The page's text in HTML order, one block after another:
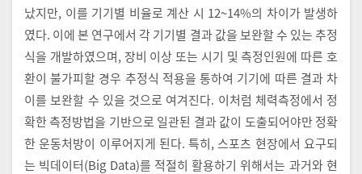
났지만, 이를 기기별 비율로 계산 시 12~14%의 차이가 발생하
였다. 이에 본 연구에서 각 기기별 결과 값을 보완할 수 있는 추정
식을 개발하였으며, 장비 이상 또는 시기 및 측정인원에 따른 호
환이 불가피할 경우 추정식 적용을 통하여 기기에 따른 결과 차
이를 보완할 수 있을 것으로 여겨진다. 이처럼 체력측정에서 정
확한 측정방법을 기반으로 일관된 결과 값이 도출되어야만 정확
한 운동처방이 이루어지게 된다. 특히, 스포츠 현장에서 요구되
는 빅데이터(Big Data)를 적절히 활용하기 위해서는 과거와 현